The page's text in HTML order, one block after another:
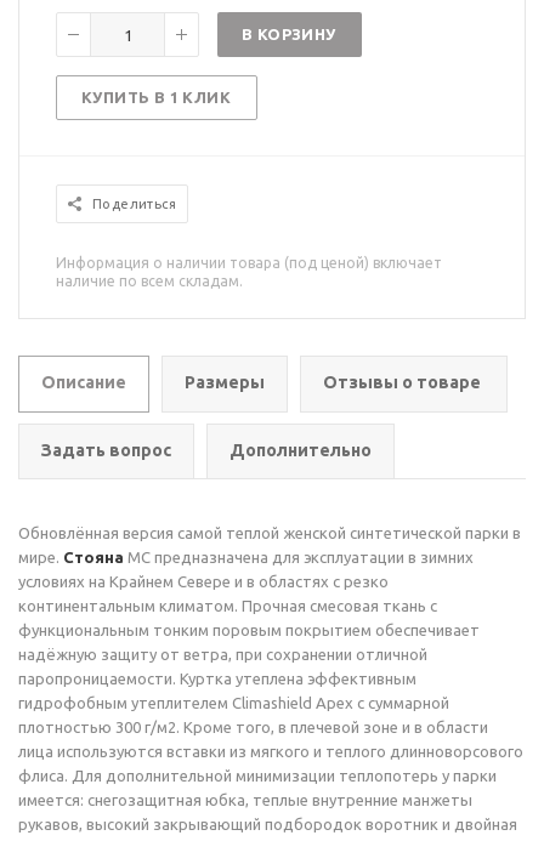
В КОРЗИНУ
КУПИТЬ В 1 КЛИК
Поделиться
Информация о наличии товара (под ценой) включает
наличие по всем складам.
Описание Размеры Отзывы о товаре
Задать вопрос Дополнительно
Обновлённая версия самой теплой женской синтетической парки в
мире. Стояна МС предназначена для эксплуатации в зимних
условиях на Крайнем Севере и в областях с резко
континентальным климатом. Прочная смесовая ткань с
функциональным тонким поровым покрытием обеспечивает
надёжную защиту от ветра, при сохранении отличной
паропроницаемости. Куртка утеплена эффективным
гидрофобным утеплителем Climashield Apex с суммарной
плотностью 300 г/м2. Кроме того, в плечевой зоне и в области
лица используются вставки из мягкого и теплого длинноворсового
флиса. Для дополнительной минимизации теплопотерь у парки
имеется: снегозащитная юбка, теплые внутренние манжеты
рукавов, высокий закрывающий подбородок воротник и двойная